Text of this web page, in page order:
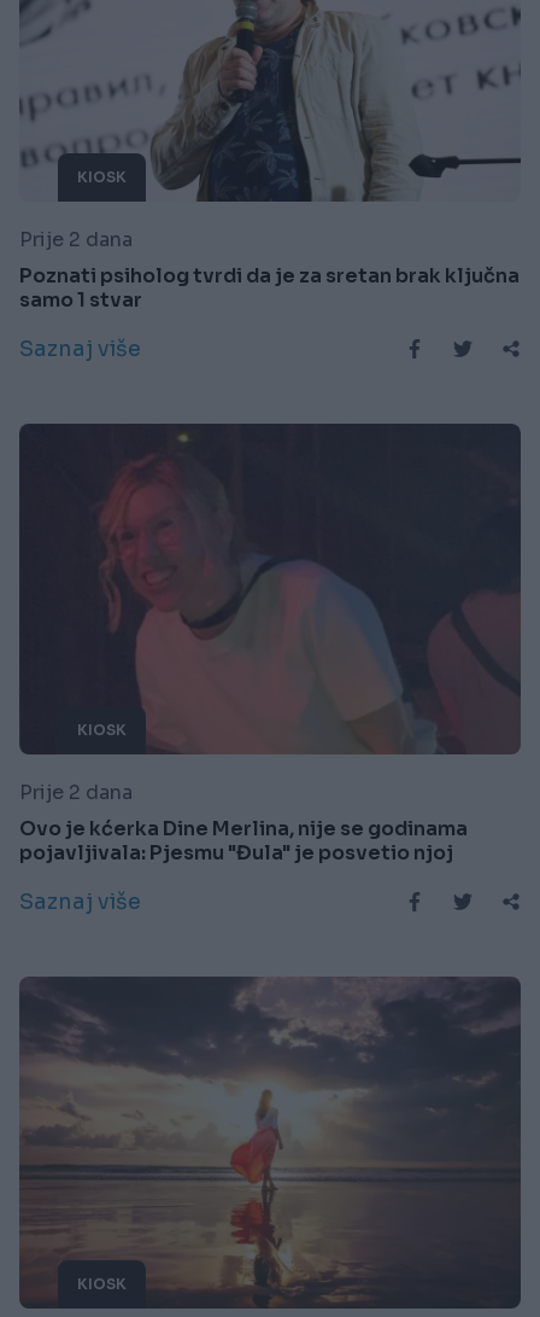
KIOSK
Prije 2 dana
Poznati psiholog tvrdi da je za sretan brak ključna
samo 1 stvar
Saznaj više
KIOSK
Prije 2 dana
Ovo je kćerka Dine Merlina, nije se godinama
pojavljivala: Pjesmu "Đula" je posvetio njoj
Saznaj više
KIOSK